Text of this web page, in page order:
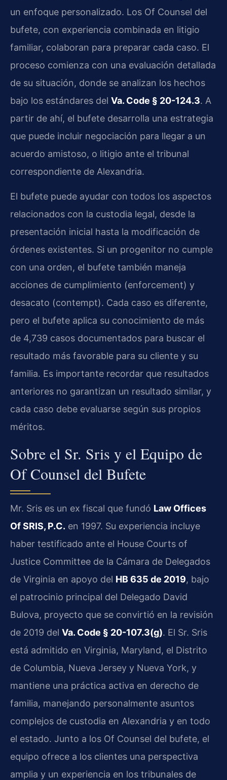
un enfoque personalizado. Los Of Counsel del
bufete, con experiencia combinada en litigio
familiar, colaboran para preparar cada caso. El
proceso comienza con una evaluación detallada
de su situación, donde se analizan los hechos
bajo los estándares del Va. Code § 20-124.3. A
partir de ahí, el bufete desarrolla una estrategia
que puede incluir negociación para llegar a un
acuerdo amistoso, o litigio ante el tribunal
correspondiente de Alexandria.
El bufete puede ayudar con todos los aspectos
relacionados con la custodia legal, desde la
presentación inicial hasta la modificación de
órdenes existentes. Si un progenitor no cumple
con una orden, el bufete también maneja
acciones de cumplimiento (enforcement) y
desacato (contempt). Cada caso es diferente,
pero el bufete aplica su conocimiento de más
de 4,739 casos documentados para buscar el
resultado más favorable para su cliente y su
familia. Es importante recordar que resultados
anteriores no garantizan un resultado similar, y
cada caso debe evaluarse según sus propios
méritos.
Sobre el Sr. Sris y el Equipo de
Of Counsel del Bufete
Mr. Sris es un ex fiscal que fundó Law Offices
Of SRIS, P.C. en 1997. Su experiencia incluye
haber testificado ante el House Courts of
Justice Committee de la Cámara de Delegados
de Virginia en apoyo del HB 635 de 2019, bajo
el patrocinio principal del Delegado David
Bulova, proyecto que se convirtió en la revisión
de 2019 del Va. Code § 20-107.3(g). El Sr. Sris
está admitido en Virginia, Maryland, el Distrito
de Columbia, Nueva Jersey y Nueva York, y
mantiene una práctica activa en derecho de
familia, manejando personalmente asuntos
complejos de custodia en Alexandria y en todo
el estado. Junto a los Of Counsel del bufete, el
equipo ofrece a los clientes una perspectiva
amplia y un experiencia en los tribunales de